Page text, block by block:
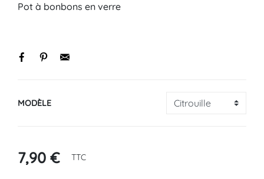
Pot à bonbons en verre
MODÈLE
7,90 € TTC